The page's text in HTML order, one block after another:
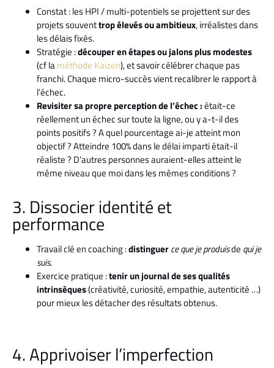
Constat : les HPI / multi-potentiels se projettent sur des
projets souventtrop élevés ou ambitieux, irréalistes dans
les délais fixés.
Stratégie :découper en étapes ou jalons plus modestes
(cf laméthode Kaizen), et savoir célébrer chaque pas
franchi. Chaque micro-succès vient recalibrer le rapport à
l’échec.
Revisiter sa propre perception de l’échec :était-ce
réellement un échec sur toute la ligne, ou y a-t-il des
points positifs ? A quel pourcentage ai-je atteint mon
objectif ? Atteindre 100% dans le délai imparti était-il
réaliste ? D’autres personnes auraient-elles atteint le
même niveau que moi dans les mêmes conditions ?
3. Dissocier identité et
performance
Travail clé en coaching :distinguerce que je produisde qui je
suis.
Exercice pratique :tenir un journal de ses qualités
intrinsèques(créativité, curiosité, empathie, autenticité …)
pour mieux les détacher des résultats obtenus.
4. Apprivoiser l’imperfection